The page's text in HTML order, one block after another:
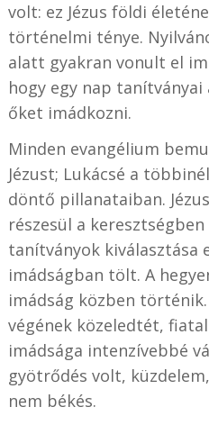
volt: ez Jézus földi
történelmi ténye.
alatt gyakran vonult el
hogy egy nap
őket imádkozni.
Minden evangélium
Jézust; Lukácsé a
döntő pillanataiban.
részesül a
tanítványok kiválasztása
imádságban tölt. A
imádság közben
végének közeledtét,
imádsága intenzívebbé
gyötrődés volt,
nem békés.